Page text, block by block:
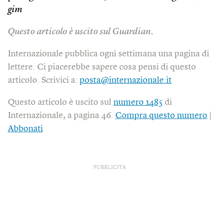
gim
Questo articolo è uscito sul Guardian.
Internazionale pubblica ogni settimana una pagina di
lettere. Ci piacerebbe sapere cosa pensi di questo
articolo. Scrivici a: posta@internazionale.it
Questo articolo è uscito sul numero 1485 di
Internazionale, a pagina 46. Compra questo numero
Abbonati
PUBBLICITÀ